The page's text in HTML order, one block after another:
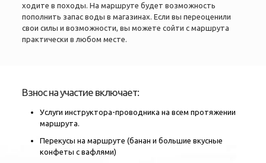
ходите в походы. На маршруте будет возможность
пополнить запас воды в магазинах. Если вы переоценили
свои силы и возможности, вы можете сойти с маршрута
практически в любом месте.
Взнос на участие включает:
Услуги инструктора-проводника на всем протяжении
маршрута.
Перекусы на маршруте (банан и большие вкусные
конфеты с вафлями)